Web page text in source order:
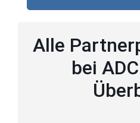
Alle
bei